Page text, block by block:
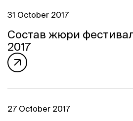
31 October 2017
Состав жюри
2017
27 October 2017